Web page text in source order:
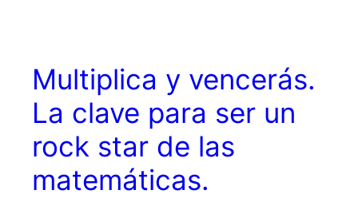
Multiplica y vencerás.
La clave para ser un
rock star de las
matemáticas.